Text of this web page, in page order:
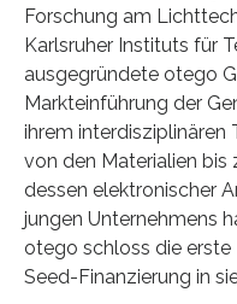
Forschung am
Karlsruher Instituts für
ausgegründete otego
Markteinführung der
ihrem interdisziplinären
von den Materialien bis
dessen elektronischer
jungen Unternehmens
otego schloss die erste
Seed-Finanzierung in